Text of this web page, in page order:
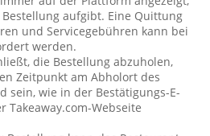
aufgibt. Eine Quittung
und Servicegebühren kann bei
werden.
die Bestellung abzuholen,
Zeitpunkt am Abholort des
sein, wie in der Bestätigungs-E-
Takeaway.com-Webseite